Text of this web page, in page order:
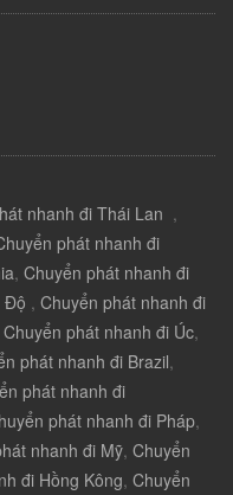
nhanh đi Thái Lan ,
phát nhanh đi
, Chuyển phát nhanh đi
Độ , Chuyển phát nhanh đi
Chuyển phát nhanh đi Úc,
phát nhanh đi Brazil,
phát nhanh đi
phát nhanh đi Pháp,
nhanh đi Mỹ, Chuyển
đi Hồng Kông, Chuyển